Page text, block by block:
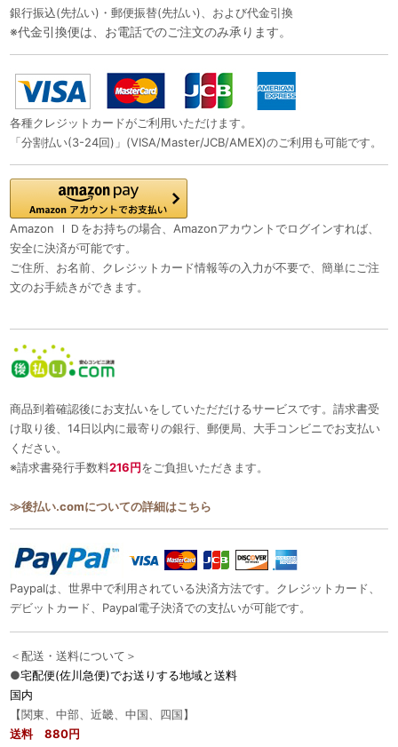
銀行振込(先払い)・郵便振替(先払い)、および代金引換
※代金引換便は、お電話でのご注文のみ承ります。
各種クレジットカードがご利用いただけます。
「分割払い(3-24回)」(VISA/Master/JCB/AMEX)のご利用も可能です。
Amazon ＩＤをお持ちの場合、Amazonアカウントでログインすれば、
安全に決済が可能です。
ご住所、お名前、クレジットカード情報等の入力が不要で、簡単にご注
文のお手続きができます。
商品到着確認後にお支払いをしていただだけるサービスです。請求書受
け取り後、14日以内に最寄りの銀行、郵便局、大手コンビニでお支払い
ください。
※請求書発行手数料216円をご負担いただきます。
≫後払い.comについての詳細はこちら
Paypalは、世界中で利用されている決済方法です。クレジットカード、
デビットカード、Paypal電子決済での支払いが可能です。
＜配送・送料について＞
●宅配便(佐川急便)でお送りする地域と送料
国内
【関東、中部、近畿、中国、四国】
送料 880円